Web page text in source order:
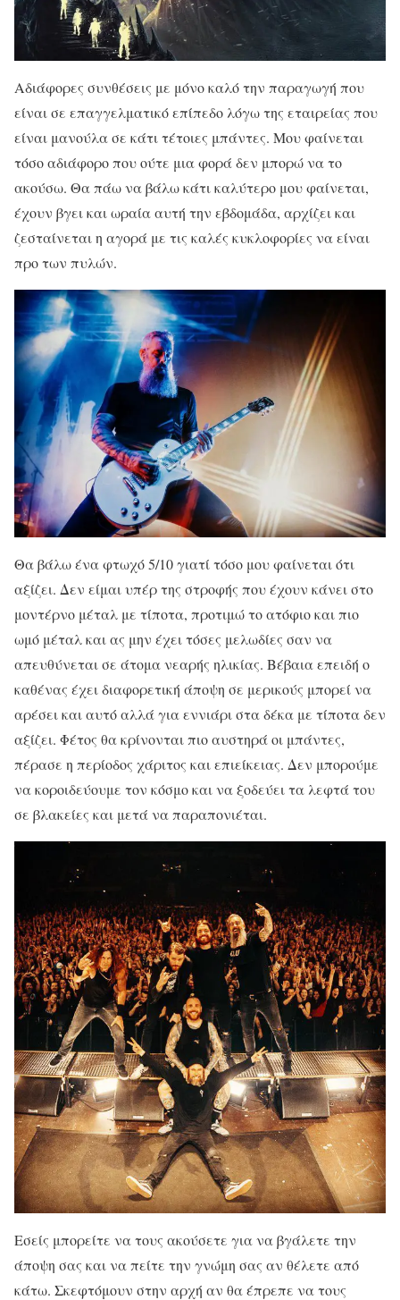
Αδιάφορες συνθέσεις με μόνο καλό την παραγωγή που
είναι σε επαγγελματικό επίπεδο λόγω της εταιρείας που
είναι μανούλα σε κάτι τέτοιες μπάντες. Μου φαίνεται
τόσο αδιάφορο που ούτε μια φορά δεν μπορώ να το
ακούσω. Θα πάω να βάλω κάτι καλύτερο μου φαίνεται,
έχουν βγει και ωραία αυτή την εβδομάδα, αρχίζει και
ζεσταίνεται η αγορά με τις καλές κυκλοφορίες να είναι
προ των πυλών.
Θα βάλω ένα φτωχό 5/10 γιατί τόσο μου φαίνεται ότι
αξίζει. Δεν είμαι υπέρ της στροφής που έχουν κάνει στο
μοντέρνο μέταλ με τίποτα, προτιμώ το ατόφιο και πιο
ωμό μέταλ και ας μην έχει τόσες μελωδίες σαν να
απευθύνεται σε άτομα νεαρής ηλικίας. Βέβαια επειδή ο
καθένας έχει διαφορετική άποψη σε μερικούς μπορεί να
αρέσει και αυτό αλλά για εννιάρι στα δέκα με τίποτα δεν
αξίζει. Φέτος θα κρίνονται πιο αυστηρά οι μπάντες,
πέρασε η περίοδος χάριτος και επιείκειας. Δεν μπορούμε
να κοροιδεύουμε τον κόσμο και να ξοδεύει τα λεφτά του
σε βλακείες και μετά να παραπονιέται.
Εσείς μπορείτε να τους ακούσετε για να βγάλετε την
άποψη σας και να πείτε την γνώμη σας αν θέλετε από
κάτω. Σκεφτόμουν στην αρχή αν θα έπρεπε να τους